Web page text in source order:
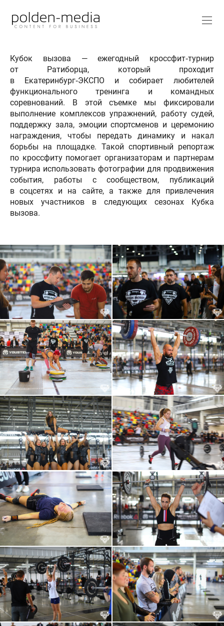
Кубок вызова — ежегодный кроссфит‑турнир
от Ратиборца, который проходит
в Екатеринбург‑ЭКСПО и собирает любителей
функционального тренинга и командных
соревнований. В этой съемке мы фиксировали
выполнение комплексов упражнений, работу судей,
поддержку зала, эмоции спортсменов и церемонию
награждения, чтобы передать динамику и накал
борьбы на площадке. Такой спортивный репортаж
по кроссфиту помогает организаторам и партнерам
турнира использовать фотографии для продвижения
события, работы с сообществом, публикаций
в соцсетях и на сайте, а также для привлечения
новых участников в следующих сезонах Кубка
вызова.